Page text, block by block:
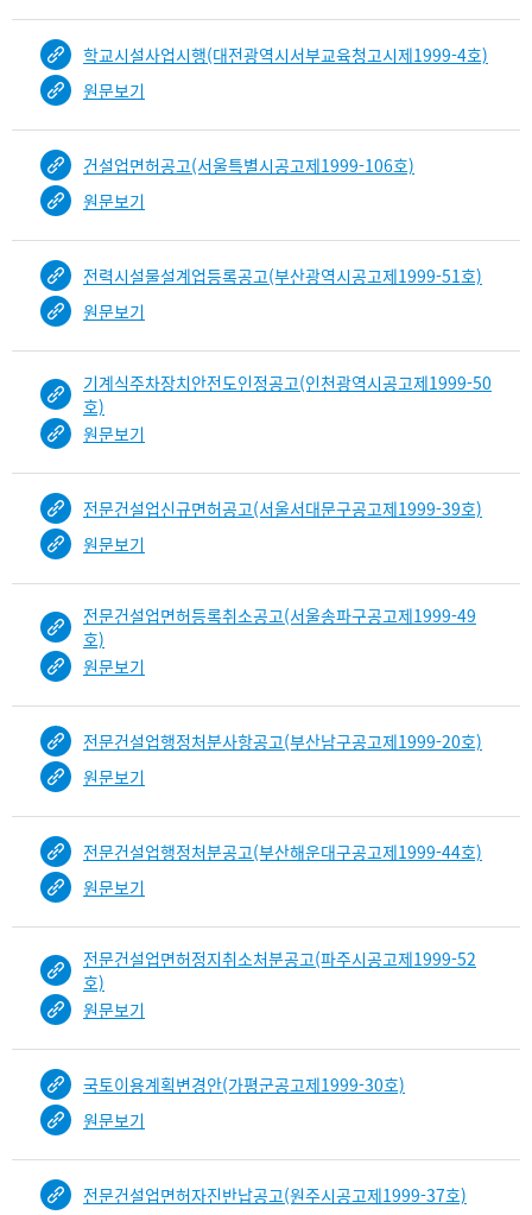
학교시설사업시행(대전광역시서부교육청고시제1999-4호)
원문보기
건설업면허공고(서울특별시공고제1999-106호)
원문보기
전력시설물설계업등록공고(부산광역시공고제1999-51호)
원문보기
기계식주차장치안전도인정공고(인천광역시공고제1999-50
호)
원문보기
전문건설업신규면허공고(서울서대문구공고제1999-39호)
원문보기
전문건설업면허등록취소공고(서울송파구공고제1999-49
호)
원문보기
전문건설업행정처분사항공고(부산남구공고제1999-20호)
원문보기
전문건설업행정처분공고(부산해운대구공고제1999-44호)
원문보기
전문건설업면허정지취소처분공고(파주시공고제1999-52
호)
원문보기
국토이용계획변경안(가평군공고제1999-30호)
원문보기
전문건설업면허자진반납공고(원주시공고제1999-37호)